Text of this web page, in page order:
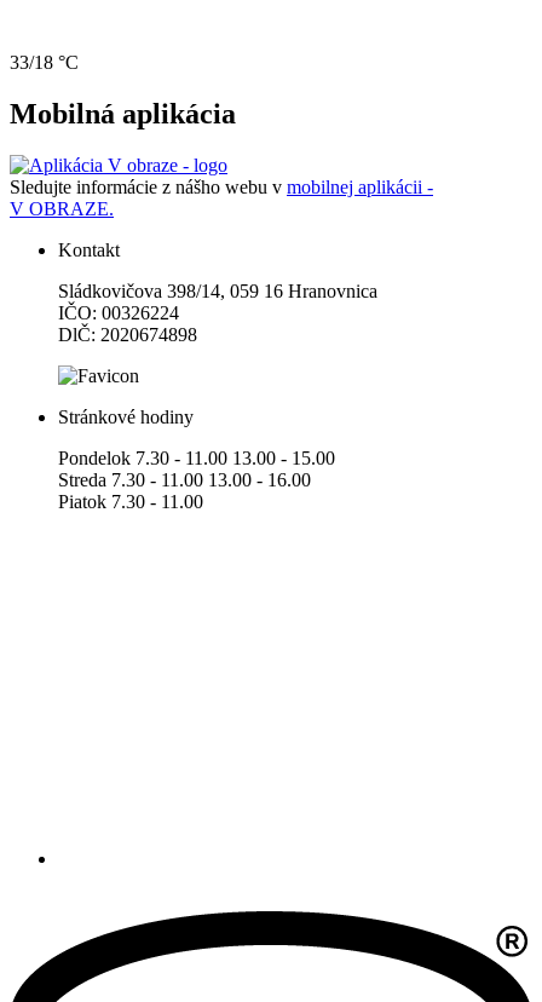
33/18 °C
Mobilná aplikácia
Sledujte informácie z nášho webu v mobilnej aplikácii -
V OBRAZE.
Kontakt
Sládkovičova 398/14, 059 16 Hranovnica
IČO: 00326224
DlČ: 2020674898
Stránkové hodiny
Pondelok 7.30 - 11.00 13.00 - 15.00
Streda 7.30 - 11.00 13.00 - 16.00
Piatok 7.30 - 11.00